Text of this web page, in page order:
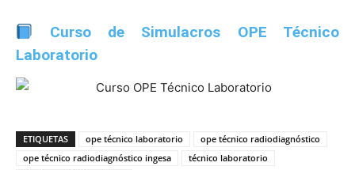
Curso de Simulacros OPE Técnico
Laboratorio
ETIQUETAS ope técnico laboratorio
ope técnico radiodiagnóstico
ope técnico radiodiagnóstico ingesa
técnico laboratorio